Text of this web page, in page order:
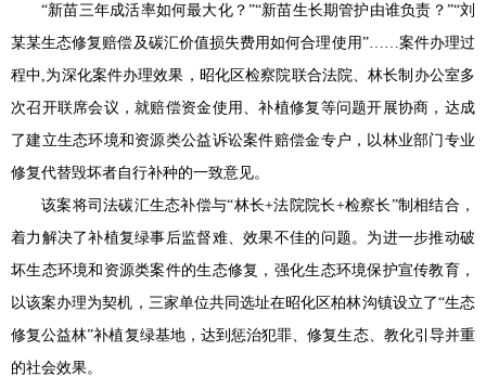
“新苗三年成活率如何最大化？”“新苗生长期管护由谁负责？”“刘
某某生态修复赔偿及碳汇价值损失费用如何合理使用”……案件办理过
程中,为深化案件办理效果，昭化区检察院联合法院、林长制办公室多
次召开联席会议，就赔偿资金使用、补植修复等问题开展协商，达成
了建立生态环境和资源类公益诉讼案件赔偿金专户，以林业部门专业
修复代替毁坏者自行补种的一致意见。
该案将司法碳汇生态补偿与“林长+法院院长+检察长”制相结合，
着力解决了补植复绿事后监督难、效果不佳的问题。为进一步推动破
坏生态环境和资源类案件的生态修复，强化生态环境保护宣传教育，
以该案办理为契机，三家单位共同选址在昭化区柏林沟镇设立了“生态
修复公益林”补植复绿基地，达到惩治犯罪、修复生态、教化引导并重
的社会效果。